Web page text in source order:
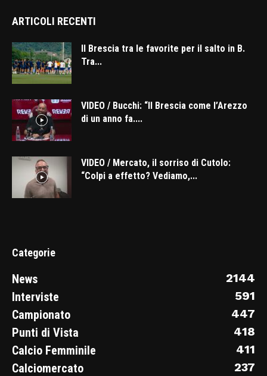
ARTICOLI RECENTI
Il Brescia tra le favorite per il salto in B.
Tra...
VIDEO / Bucchi: “Il Brescia come l’Arezzo
di un anno fa....
VIDEO / Mercato, il sorriso di Cutolo:
“Colpi a effetto? Vediamo,...
Categorie
News
2144
Interviste
591
Campionato
447
Punti di Vista
418
Calcio Femminile
411
Calciomercato
237